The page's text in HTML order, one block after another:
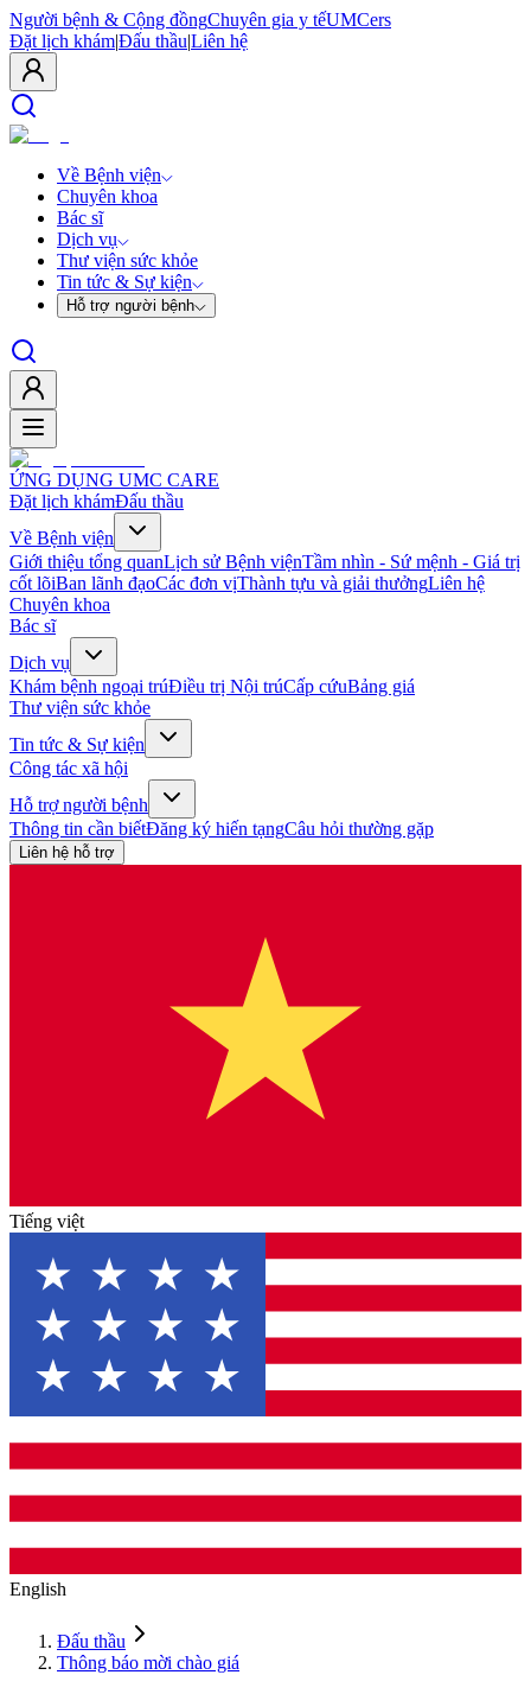
Người bệnh & Cộng đồngChuyên gia y tếUMCers
Đặt lịch khám|Đấu thầu|Liên hệ
Về Bệnh viện
Chuyên khoa
Bác sĩ
Dịch vụ
Thư viện sức khỏe
Tin tức & Sự kiện
Hỗ trợ người bệnh
ỨNG DỤNG UMC CARE
Đặt lịch khámĐấu thầu
Về Bệnh viện
Giới thiệu tổng quanLịch sử Bệnh việnTầm nhìn - Sứ mệnh - Giá trị
cốt lõiBan lãnh đạoCác đơn vịThành tựu và giải thưởngLiên hệ
Chuyên khoa
Bác sĩ
Dịch vụ
Khám bệnh ngoại trúĐiều trị Nội trúCấp cứuBảng giá
Thư viện sức khỏe
Tin tức & Sự kiện
Công tác xã hội
Hỗ trợ người bệnh
Thông tin cần biếtĐăng ký hiến tạngCâu hỏi thường gặp
Liên hệ hỗ trợ
Tiếng việt
English
Đấu thầu
Thông báo mời chào giá